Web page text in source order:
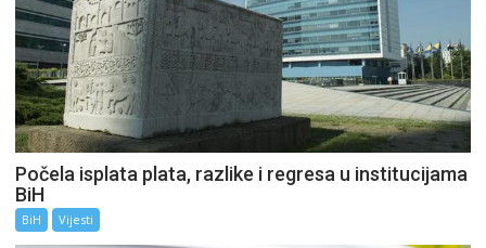
Počela isplata plata, razlike i regresa u institucijama
BiH
BiH Vijesti